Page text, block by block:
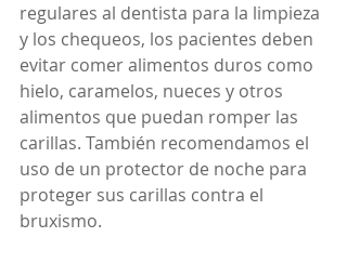
regulares al dentista para la limpieza
y los chequeos, los pacientes deben
evitar comer alimentos duros como
hielo, caramelos, nueces y otros
alimentos que puedan romper las
carillas. También recomendamos el
uso de un protector de noche para
proteger sus carillas contra el
bruxismo.